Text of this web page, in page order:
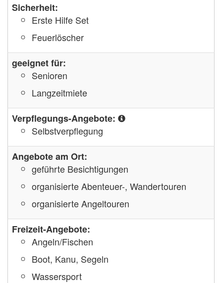
Sicherheit:
Erste Hilfe Set
Feuerlöscher
geeignet für:
Senioren
Langzeitmiete
Verpflegungs-Angebote:
Selbstverpflegung
Angebote am Ort:
geführte Besichtigungen
organisierte Abenteuer-, Wandertouren
organisierte Angeltouren
Freizeit-Angebote:
Angeln/Fischen
Boot, Kanu, Segeln
Wassersport